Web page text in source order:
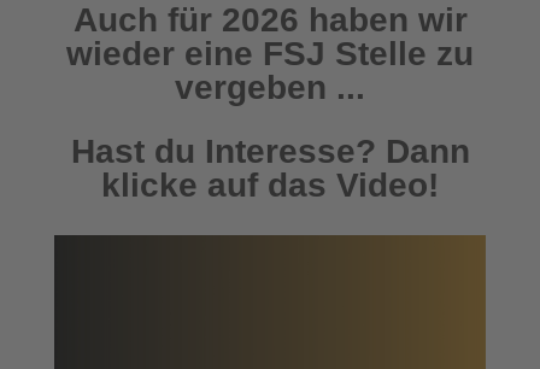
Auch für 2026 haben wir
wieder eine FSJ Stelle zu
vergeben ...
Hast du Interesse? Dann
klicke auf das Video!